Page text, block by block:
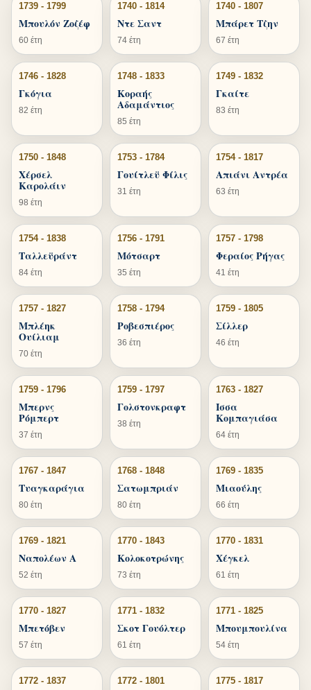
1739 - 1799
Μπουλόν Ζοζέφ
60 έτη
1740 - 1814
Ντε Σαντ
74 έτη
1740 - 1807
Μπάρετ Τζην
67 έτη
1746 - 1828
Γκόγια
82 έτη
1748 - 1833
Κοραής
Αδαμάντιος
85 έτη
1749 - 1832
Γκαίτε
83 έτη
1750 - 1848
Χέρσελ
Καρολάιν
98 έτη
1753 - 1784
Γουίτλεϋ Φίλις
31 έτη
1754 - 1817
Απιάνι Αντρέα
63 έτη
1754 - 1838
Ταλλεϋράντ
84 έτη
1756 - 1791
Μότσαρτ
35 έτη
1757 - 1798
Φεραίος Ρήγας
41 έτη
1757 - 1827
Μπλέηκ
Ουίλιαμ
70 έτη
1758 - 1794
Ροβεσπιέρος
36 έτη
1759 - 1805
Σίλλερ
46 έτη
1759 - 1796
Μπερνς
Ρόμπερτ
37 έτη
1759 - 1797
Γολστονκραφτ
38 έτη
1763 - 1827
Ισσα
Κομπαγιάσα
64 έτη
1767 - 1847
Τυαγκαράγια
80 έτη
1768 - 1848
Σατωμπριάν
80 έτη
1769 - 1835
Μιαούλης
66 έτη
1769 - 1821
Ναπολέων Α
52 έτη
1770 - 1843
Κολοκοτρώνης
73 έτη
1770 - 1831
Χέγκελ
61 έτη
1770 - 1827
Μπετόβεν
57 έτη
1771 - 1832
Σκοτ Γουόλτερ
61 έτη
1771 - 1825
Μπουμπουλίνα
54 έτη
1772 - 1837 1772 - 1801 1775 - 1817